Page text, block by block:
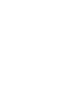
】cyzen設定方法
ン
ついて